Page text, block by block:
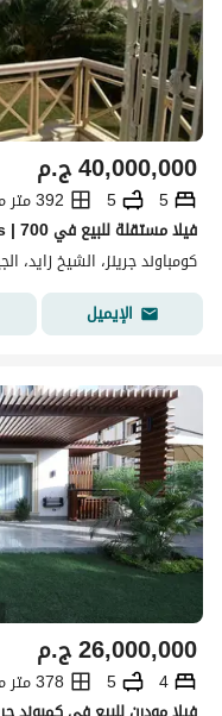
ج.م40,000,000
5
5
392 متر مربع
كومباوند جرينز، الشيخ زايد،
الإيميل
ج.م26,000,000
4
5
378 متر مربع